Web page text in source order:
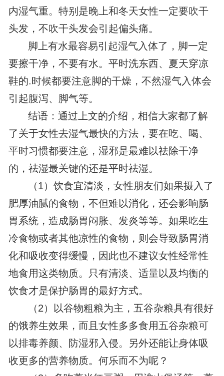
内湿气重。特别是晚上和冬天女性一定要吹干
头发，不吹干头发会引起偏头痛。
脚上有水最容易引起湿气入体了，脚一定
要擦干净，不要有水。平时洗东西、夏天穿凉
鞋的.时候都要注意脚的干燥，不然湿气入体会
引起腹泻、脚气等。
结语：通过上文的介绍，相信大家都了解
了关于女性去湿气最快的方法，要在吃、喝、
平时习惯都要注意，湿邪是最难以祛除干净
的，祛湿最关键的还是平时祛湿。
（1）饮食宜清淡，女性朋友们如果摄入了
肥厚油腻的食物，不但难以消化，还会影响肠
胃系统，造成肠胃闷胀、发炎等等。如果吃生
冷食物或者其他凉性的食物，则会导致肠胃消
化和吸收变得缓慢，因此也不建议女性经常性
地食用这类物质。只有清淡、适量以及均衡的
饮食才是保护肠胃的最好方式。
（2）以谷物粗粮为主，五谷杂粮具有很好
的饿养生效果，而且女性多多食用五谷杂粮可
以排毒养颜、防湿邪入侵。另外还能让身体吸
收更多的营养物质。何乐而不为呢？